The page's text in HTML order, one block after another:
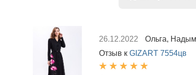
26.12.2022
Ольга,
Отзыв к GIZART 7554цв